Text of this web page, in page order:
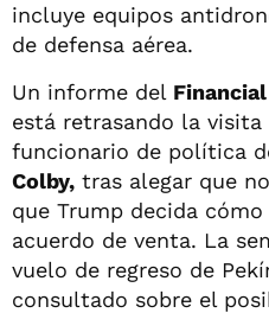
incluye equipos
de defensa aérea.
Un informe del
está retrasando la
funcionario de política
Colby, tras alegar que
que Trump decida
acuerdo de venta. La
vuelo de regreso de
consultado sobre el